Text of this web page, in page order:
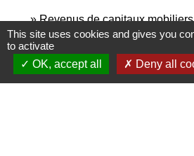
Revenus de capitaux
Ministère chargé des finances
Site des impôtsopen_in_new
Ministère chargé des finances
This site uses cookies and gives you
to activate
OK, accept all
Deny all